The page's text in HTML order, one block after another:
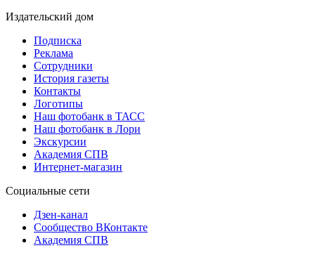
Издательский дом
Подписка
Реклама
Сотрудники
История газеты
Контакты
Логотипы
Наш фотобанк в ТАСС
Наш фотобанк в Лори
Экскурсии
Академия СПВ
Интернет-магазин
Социальные сети
Дзен-канал
Сообщество ВКонтакте
Академия СПВ